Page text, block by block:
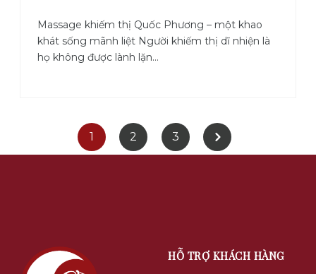
Minh
Massage khiếm thị Quốc Phương – một khao
khát sống mãnh liệt Người khiếm thị dĩ nhiện là
họ không được lành lặn...
1 2 3
HỖ TRỢ KHÁCH HÀNG